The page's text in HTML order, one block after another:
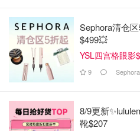
Sephora清仓
$499💥
YSL四宫格眼影
9 Sephora
8/9更新
靴$207